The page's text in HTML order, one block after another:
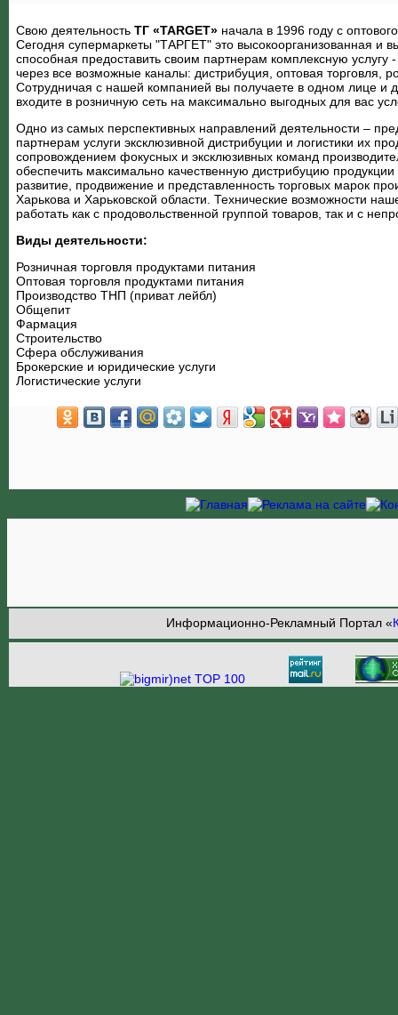
Свою деятельность ТГ «TARGET» начала в 1996 году с
Сегодня супермаркеты "ТАРГЕТ" это высокоорганизованная и
способная предоставить своим партнерам комплексную услугу
через все возможные каналы: дистрибуция, оптовая торговля,
Сотрудничая с нашей компанией вы получаете в одном лице и
входите в розничную сеть на максимально выгодных для вас
Одно из самых перспективных направлений деятельности –
партнерам услуги эксклюзивной дистрибуции и логистики их
сопровождением фокусных и эксклюзивных команд
обеспечить максимально качественную дистрибуцию
развитие, продвижение и представленность торговых марок
Харькова и Харьковской области. Технические возможности
работать как с продовольственной группой товаров, так и с
Виды деятельности:
Розничная торговля продуктами питания
Оптовая торговля продуктами питания
Производство ТНП (приват лейбл)
Общепит
Фармация
Строительство
Сфера обслуживания
Брокерские и юридические услуги
Логистические услуги
Информационно-Рекламный Портал «